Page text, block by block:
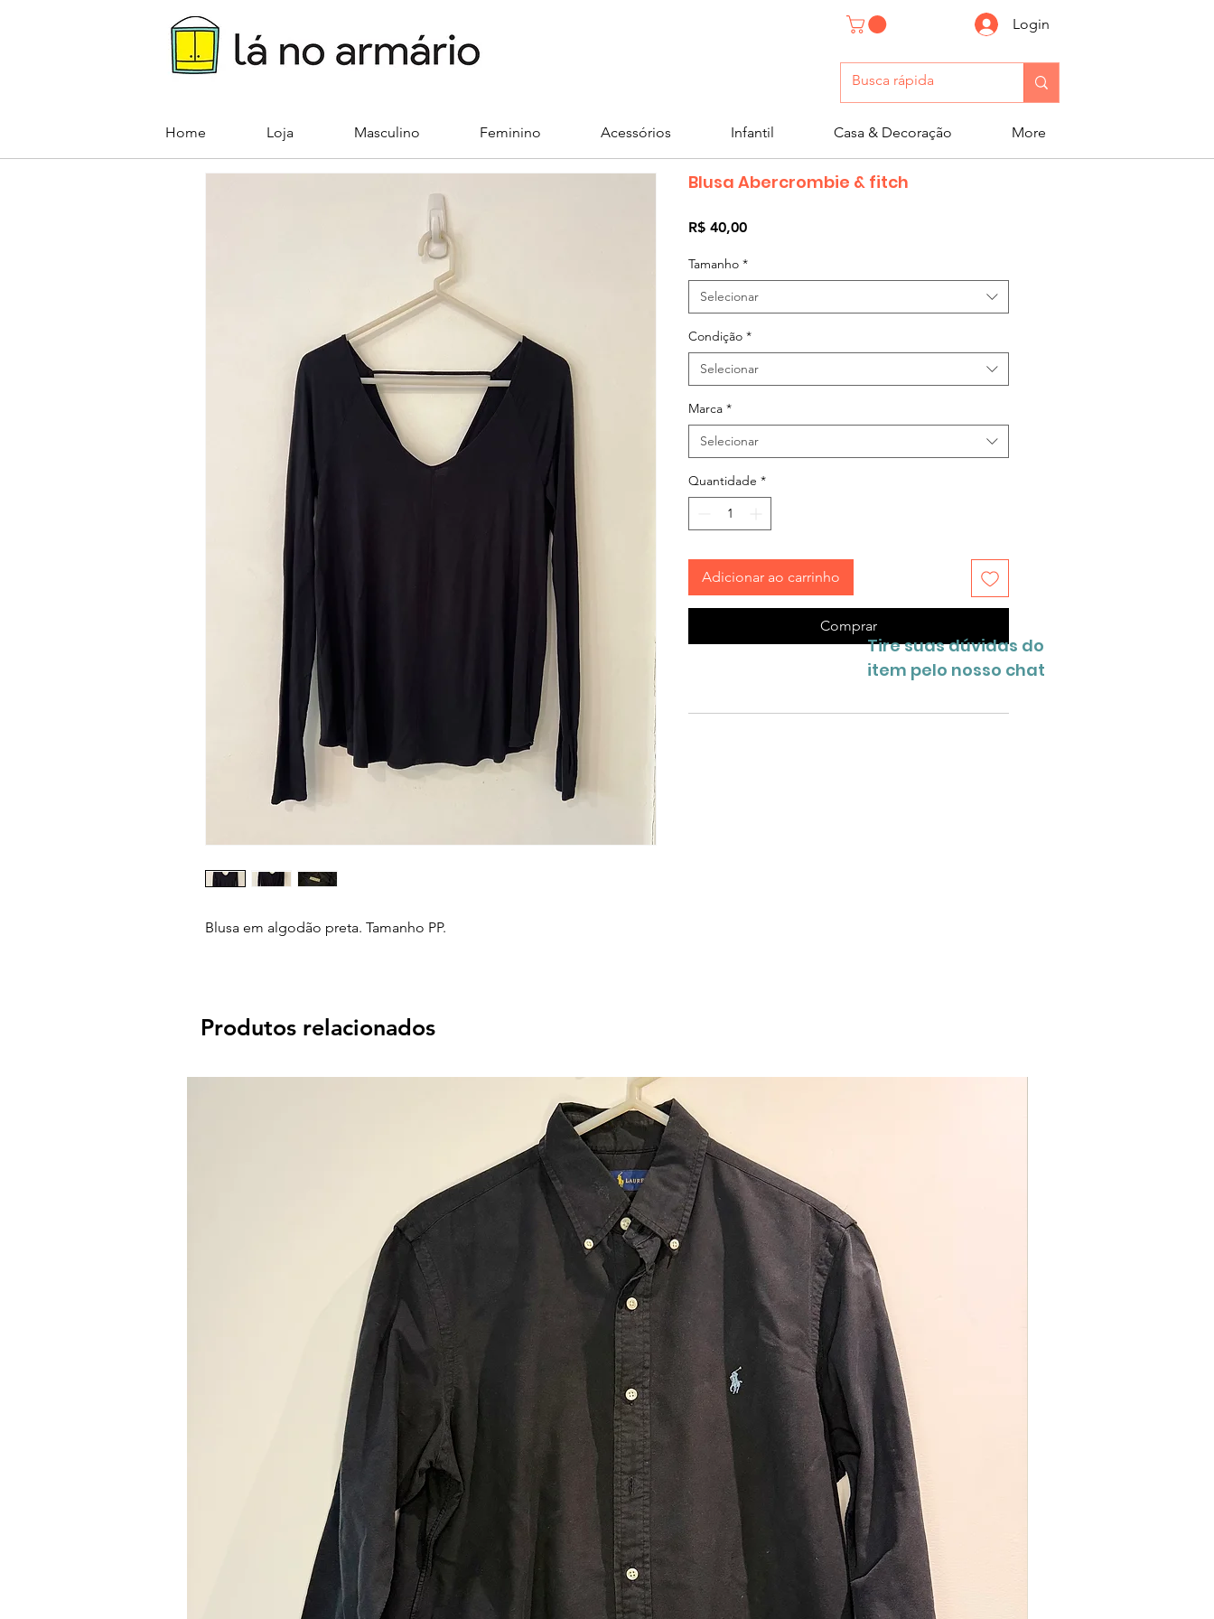
Login
Home Loja Masculino Feminino Acessórios Infantil Casa & Decoração More
Blusa em algodão preta. Tamanho PP.
Blusa Abercrombie & fitch
R$ 40,00Preço
Tamanho *
Selecionar
Condição *
Selecionar
Marca *
Selecionar
Quantidade *
Adicionar ao carrinho
Comprar
Tire suas dúvidas do
item pelo nosso chat
Produtos relacionados